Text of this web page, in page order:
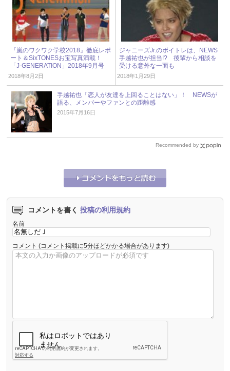
『嵐のワクワク学校2018』徹底レポ
ート＆SixTONESお宝写真満載！
「J-GENERATION」2018年9月号
2018年8月2日
ジャニーズJr.のボイトレは、NEWS
手越祐也が担当!? 後輩から相談を
受ける意外な一面も
2018年1月29日
手越祐也「恋人が友達を上回ることはない」！ NEWSが
語る、メンバーやファンとの距離感
2015年7月16日
Recommended by
コメントを書く 投稿の利用規約
名前
コメント (コメント掲載に5分ほどかかる場合があります)